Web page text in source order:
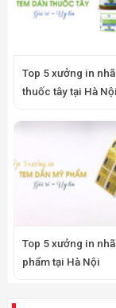
Top 5 xưởng in
thuốc tây tại Hà Nội
Top 5 xưởng in
phẩm tại Hà Nội